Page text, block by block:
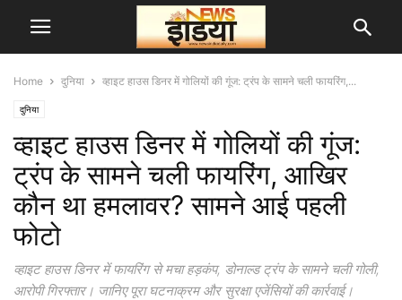
Home दुनिया व्हाइट हाउस डिनर में गोलियों की गूंज: ट्रंप के सामने चली फायरिंग,...
दुनिया
व्हाइट हाउस डिनर में गोलियों की गूंज:
ट्रंप के सामने चली फायरिंग, आखिर
कौन था हमलावर? सामने आई पहली
फोटो
व्हाइट हाउस डिनर में फायरिंग से मचा हड़कंप, डोनाल्ड ट्रंप के सामने चली गोली,
आरोपी गिरफ्तार। जानिए पूरा घटनाक्रम और सुरक्षा एजेंसियों की कार्रवाई।